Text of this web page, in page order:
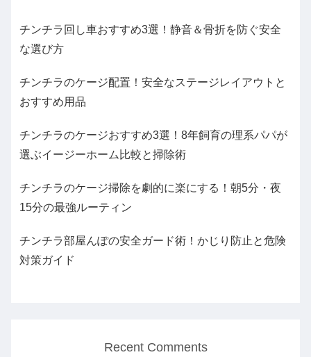
チンチラ回し車おすすめ3選！静音＆骨折を防ぐ安全
な選び方
チンチラのケージ配置！安全なステージレイアウトと
おすすめ用品
チンチラのケージおすすめ3選！8年飼育の理系パパが
選ぶイージーホーム比較と掃除術
チンチラのケージ掃除を劇的に楽にする！朝5分・夜
15分の最強ルーティン
チンチラ部屋んぽの安全ガード術！かじり防止と危険
対策ガイド
Recent Comments